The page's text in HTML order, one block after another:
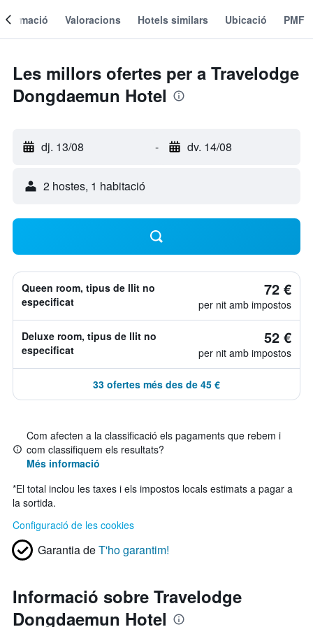
Valoracions Hotels similars Ubicació PMF
Les millors ofertes per a Travelodge
Dongdaemun Hotel
dj. 13/08 - dv. 14/08
2 hostes, 1 habitació
Queen room, tipus de llit no
especificat
72 €
per nit amb impostos
Deluxe room, tipus de llit no
especificat
52 €
per nit amb impostos
33 ofertes més des de 45 €
Com afecten a la classificació els pagaments que rebem i
com classifiquem els resultats?
Més informació
*El total inclou les taxes i els impostos locals estimats a pagar a
la sortida.
Configuració de les cookies
Garantia deT'ho garantim!
Informació sobre Travelodge
Dongdaemun Hotel